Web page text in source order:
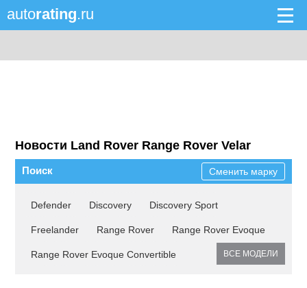
autorating.ru
Новости Land Rover Range Rover Velar
Поиск Сменить марку
Defender Discovery Discovery Sport
Freelander Range Rover Range Rover Evoque
Range Rover Evoque Convertible ВСЕ МОДЕЛИ